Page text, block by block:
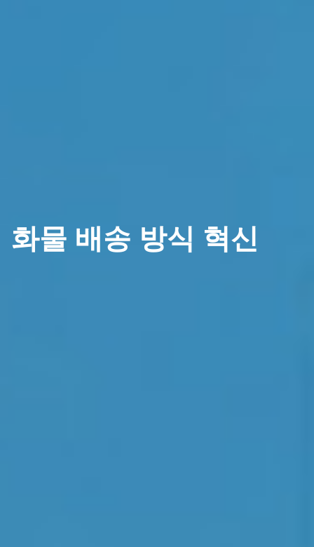
화물 배송 방식 혁신